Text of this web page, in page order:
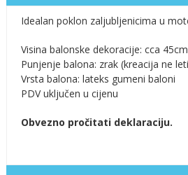
Idealan poklon zaljubljenicima u
Visina balonske dekoracije: cca
Punjenje balona: zrak (kreacija ne
Vrsta balona: lateks gumeni baloni
PDV uključen u cijenu
Obvezno pročitati deklaraciju.